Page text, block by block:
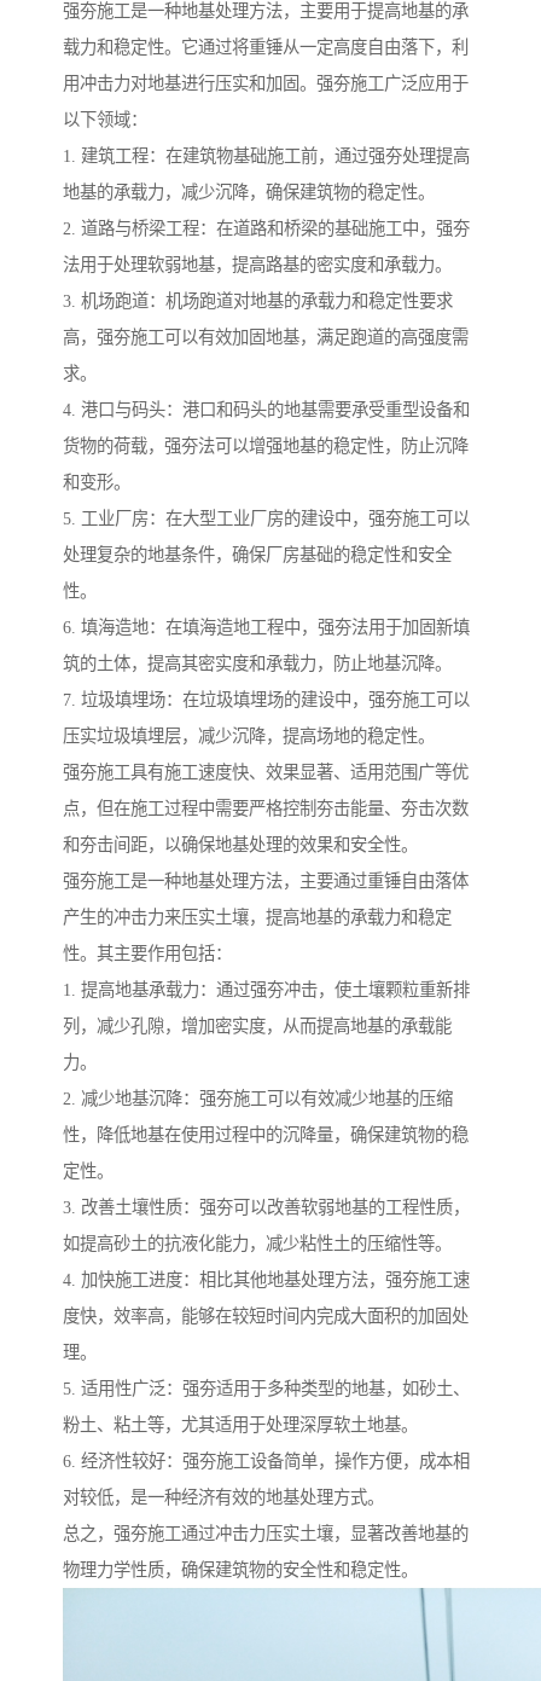
强夯施工是一种地基处理方法，主要用于提高地基的承
载力和稳定性。它通过将重锤从一定高度自由落下，利
用冲击力对地基进行压实和加固。强夯施工广泛应用于
以下领域：
1. 建筑工程：在建筑物基础施工前，通过强夯处理提高
地基的承载力，减少沉降，确保建筑物的稳定性。
2. 道路与桥梁工程：在道路和桥梁的基础施工中，强夯
法用于处理软弱地基，提高路基的密实度和承载力。
3. 机场跑道：机场跑道对地基的承载力和稳定性要求
高，强夯施工可以有效加固地基，满足跑道的高强度需
求。
4. 港口与码头：港口和码头的地基需要承受重型设备和
货物的荷载，强夯法可以增强地基的稳定性，防止沉降
和变形。
5. 工业厂房：在大型工业厂房的建设中，强夯施工可以
处理复杂的地基条件，确保厂房基础的稳定性和安全
性。
6. 填海造地：在填海造地工程中，强夯法用于加固新填
筑的土体，提高其密实度和承载力，防止地基沉降。
7. 垃圾填埋场：在垃圾填埋场的建设中，强夯施工可以
压实垃圾填埋层，减少沉降，提高场地的稳定性。
强夯施工具有施工速度快、效果显著、适用范围广等优
点，但在施工过程中需要严格控制夯击能量、夯击次数
和夯击间距，以确保地基处理的效果和安全性。
强夯施工是一种地基处理方法，主要通过重锤自由落体
产生的冲击力来压实土壤，提高地基的承载力和稳定
性。其主要作用包括：
1. 提高地基承载力：通过强夯冲击，使土壤颗粒重新排
列，减少孔隙，增加密实度，从而提高地基的承载能
力。
2. 减少地基沉降：强夯施工可以有效减少地基的压缩
性，降低地基在使用过程中的沉降量，确保建筑物的稳
定性。
3. 改善土壤性质：强夯可以改善软弱地基的工程性质，
如提高砂土的抗液化能力，减少粘性土的压缩性等。
4. 加快施工进度：相比其他地基处理方法，强夯施工速
度快，效率高，能够在较短时间内完成大面积的加固处
理。
5. 适用性广泛：强夯适用于多种类型的地基，如砂土、
粉土、粘土等，尤其适用于处理深厚软土地基。
6. 经济性较好：强夯施工设备简单，操作方便，成本相
对较低，是一种经济有效的地基处理方式。
总之，强夯施工通过冲击力压实土壤，显著改善地基的
物理力学性质，确保建筑物的安全性和稳定性。